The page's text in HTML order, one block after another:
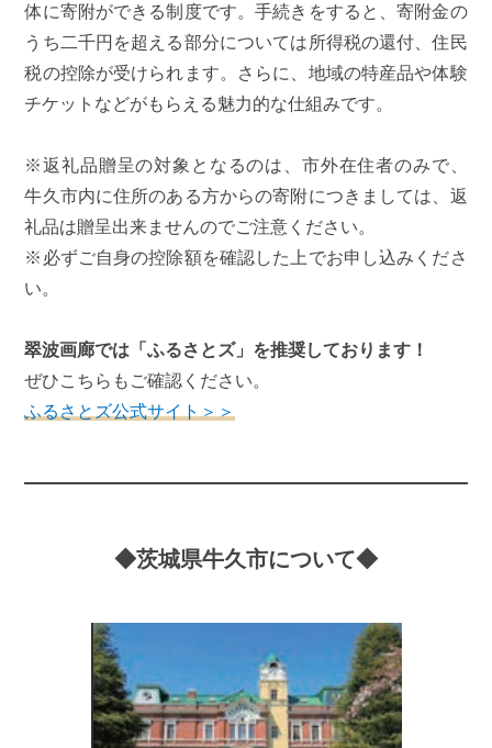
体に寄附ができる制度です。手続きをすると、寄附金の
うち二千円を超える部分については所得税の還付、住民
税の控除が受けられます。さらに、地域の特産品や体験
チケットなどがもらえる魅力的な仕組みです。
※返礼品贈呈の対象となるのは、市外在住者のみで、
牛久市内に住所のある方からの寄附につきましては、返
礼品は贈呈出来ませんのでご注意ください。
※必ずご自身の控除額を確認した上でお申し込みくださ
い。
翠波画廊では「ふるさとズ」を推奨しております！
ぜひこちらもご確認ください。
ふるさとズ公式サイト＞＞
◆茨城県牛久市について◆